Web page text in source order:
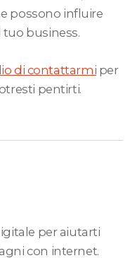
possono influire
business.
di contattarmi per
pentirti.
per aiutarti
con internet.